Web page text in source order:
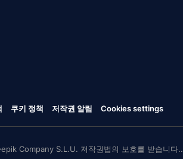
쿠키 정책 저작권 알림 Cookies settings
Company S.L.U. 저작권법의 보호를 받습니다..